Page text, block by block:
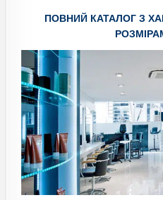
ПОВНИЙ КАТАЛОГ З